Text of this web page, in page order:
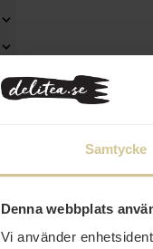
Samtycke
Denna webbplats
Vi använder